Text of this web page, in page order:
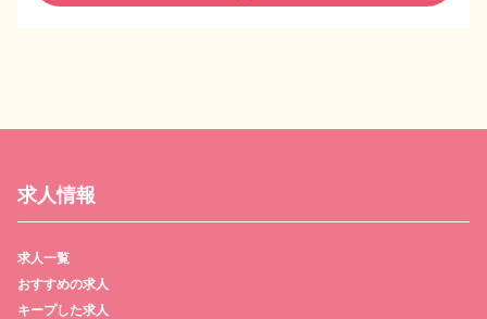
求人情報
求人一覧
おすすめの求人
キープした求人